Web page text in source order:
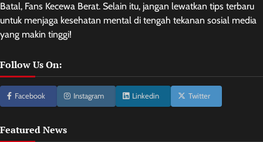
Batal, Fans Kecewa Berat. Selain itu, jangan lewatkan tips terbaru
untuk menjaga kesehatan mental di tengah tekanan sosial media
yang makin tinggi!
Follow Us On:
Facebook Instagram Linkedin Twitter
Featured News